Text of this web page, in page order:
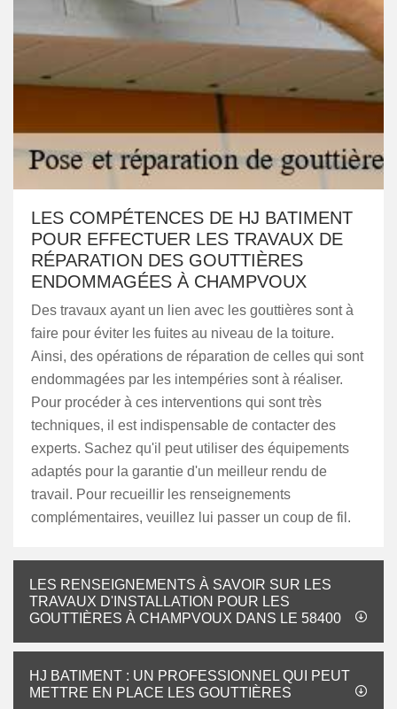
LES COMPÉTENCES DE HJ BATIMENT
POUR EFFECTUER LES TRAVAUX DE
RÉPARATION DES GOUTTIÈRES
ENDOMMAGÉES À CHAMPVOUX
Des travaux ayant un lien avec les gouttières sont à
faire pour éviter les fuites au niveau de la toiture.
Ainsi, des opérations de réparation de celles qui sont
endommagées par les intempéries sont à réaliser.
Pour procéder à ces interventions qui sont très
techniques, il est indispensable de contacter des
experts. Sachez qu'il peut utiliser des équipements
adaptés pour la garantie d'un meilleur rendu de
travail. Pour recueillir les renseignements
complémentaires, veuillez lui passer un coup de fil.
LES RENSEIGNEMENTS À SAVOIR SUR LES
TRAVAUX D'INSTALLATION POUR LES
GOUTTIÈRES À CHAMPVOUX DANS LE 58400
HJ BATIMENT : UN PROFESSIONNEL QUI PEUT
METTRE EN PLACE LES GOUTTIÈRES